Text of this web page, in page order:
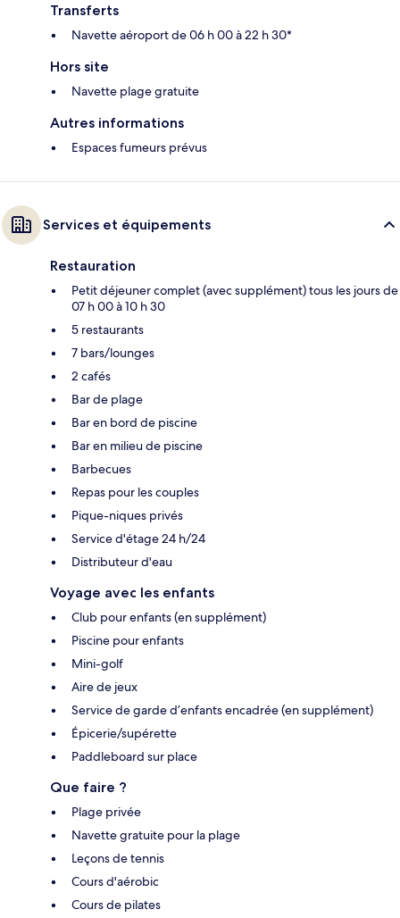
Transferts
Navette aéroport de 06 h 00 à 22 h 30*
Hors site
Navette plage gratuite
Autres informations
Espaces fumeurs prévus
Services et équipements
Restauration
Petit déjeuner complet (avec supplément) tous les jours de
07 h 00 à 10 h 30
5 restaurants
7 bars/lounges
2 cafés
Bar de plage
Bar en bord de piscine
Bar en milieu de piscine
Barbecues
Repas pour les couples
Pique-niques privés
Service d'étage 24 h/24
Distributeur d'eau
Voyage avec les enfants
Club pour enfants (en supplément)
Piscine pour enfants
Mini-golf
Aire de jeux
Service de garde d’enfants encadrée (en supplément)
Épicerie/supérette
Paddleboard sur place
Que faire ?
Plage privée
Navette gratuite pour la plage
Leçons de tennis
Cours d'aérobic
Cours de pilates